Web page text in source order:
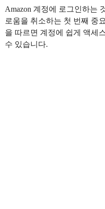
Amazon 계정에 로그인하는
로움을 취소하는 첫 번째 중
을 따르면 계정에 쉽게 액세
수 있습니다.